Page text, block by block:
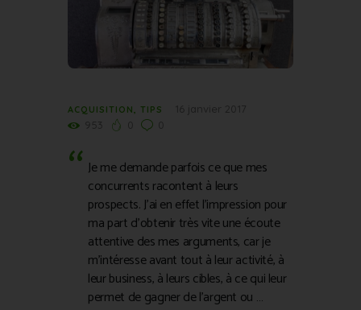
ACQUISITION, TIPS
Je me demande parfois ce que mes
concurrents racontent à leurs
prospects. J’ai en effet l’impression pour
ma part d’obtenir très vite une écoute
attentive des mes arguments, car je
m’intéresse avant tout à leur activité, à
leur business, à leurs cibles, à ce qui leur
permet de gagner de l’argent ou …